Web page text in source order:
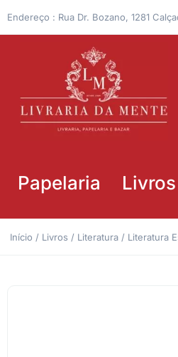
Endereço : Rua Dr. Bozano, 1281
Papelaria Livros
Início / Livros / Literatura / Literatura